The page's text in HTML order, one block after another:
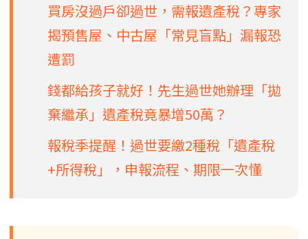
買房沒過戶卻過世，需報遺產稅？專家
揭預售屋、中古屋「常見盲點」漏報恐
遭罰
錢都給孩子就好！先生過世她辦理「拋
棄繼承」遺產稅竟暴增50萬？
報稅季提醒！過世要繳2種稅「遺產稅
+所得稅」，申報流程、期限一次懂